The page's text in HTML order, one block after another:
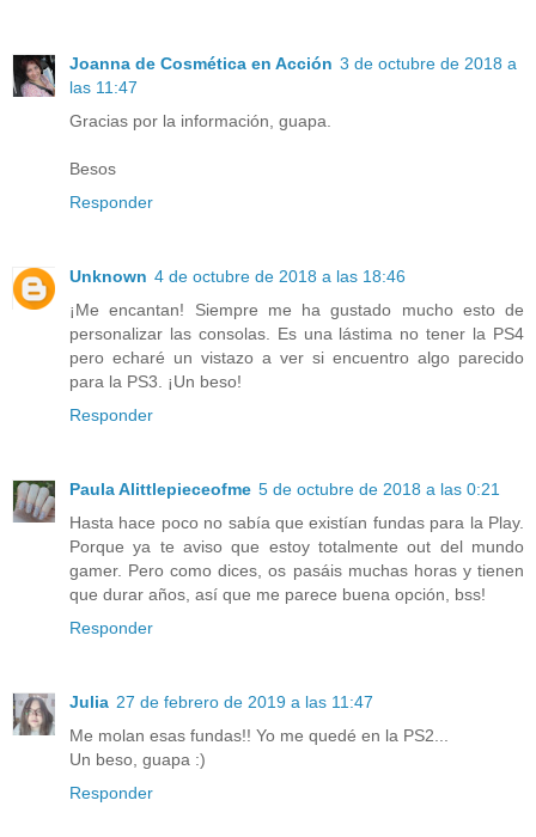
Joanna de Cosmética en Acción 3 de octubre de 2018 a
las 11:47
Gracias por la información, guapa.
Besos
Responder
Unknown 4 de octubre de 2018 a las 18:46
¡Me encantan! Siempre me ha gustado mucho esto de
personalizar las consolas. Es una lástima no tener la PS4
pero echaré un vistazo a ver si encuentro algo parecido
para la PS3. ¡Un beso!
Responder
Paula Alittlepieceofme 5 de octubre de 2018 a las 0:21
Hasta hace poco no sabía que existían fundas para la Play.
Porque ya te aviso que estoy totalmente out del mundo
gamer. Pero como dices, os pasáis muchas horas y tienen
que durar años, así que me parece buena opción, bss!
Responder
Julia 27 de febrero de 2019 a las 11:47
Me molan esas fundas!! Yo me quedé en la PS2...
Un beso, guapa :)
Responder